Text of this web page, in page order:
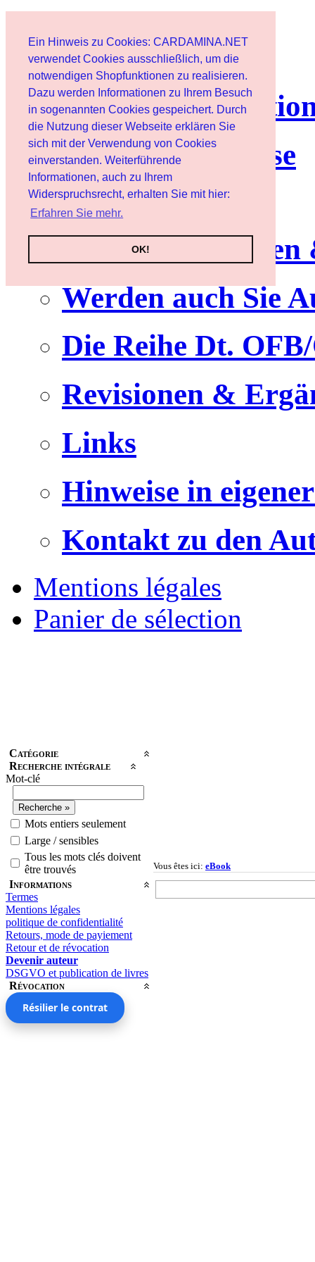
Ein Hinweis zu Cookies: CARDAMINA.NET
verwendet Cookies ausschließlich, um die
notwendigen Shopfunktionen zu realisieren.
Dazu werden Informationen zu Ihrem Besuch
in sogenannten Cookies gespeichert. Durch
die Nutzung dieser Webseite erklären Sie
sich mit der Verwendung von Cookies
einverstanden. Weiterführende
Informationen, auch zu Ihrem
Widerspruchsrecht, erhalten Sie mit hier:
Erfahren Sie mehr.
OK!
Client
lettre
Nutzungshinweise
Service
Werden auch Sie
Die Reihe Dt.
Revisionen &
Links
Hinweise in
Kontakt zu den
Mentions légales
Panier de sélection
Catégorie
Recherche intégrale
Mot-clé
Mots entiers seulement
Large / sensibles
Tous les mots clés doivent
être trouvés
Informations
Termes
Mentions légales
politique de confidentialité
Retours, mode de payiement
Retour et de révocation
Devenir auteur
DSGVO et publication de livres
Révocation
Résilier le contrat
Vous êtes ici: eBook